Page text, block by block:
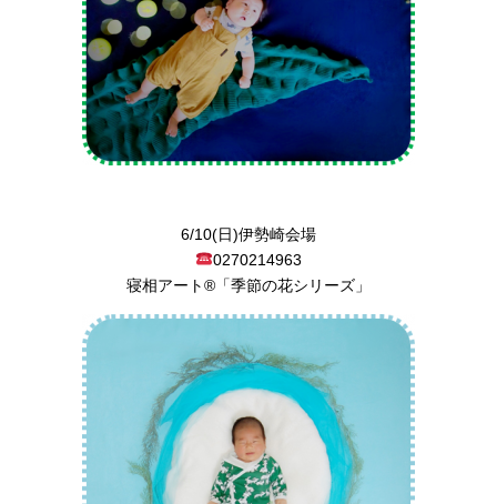
6/10(日)伊勢崎会場
0270214963
寝相アート®︎「季節の花シリーズ」